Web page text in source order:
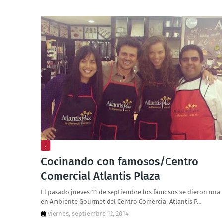
.
Cocinando con famosos/Centro
Comercial Atlantis Plaza
El pasado jueves 11 de septiembre los famosos se dieron una
en Ambiente Gourmet del Centro Comercial Atlantis P…
viernes, septiembre 12, 2014